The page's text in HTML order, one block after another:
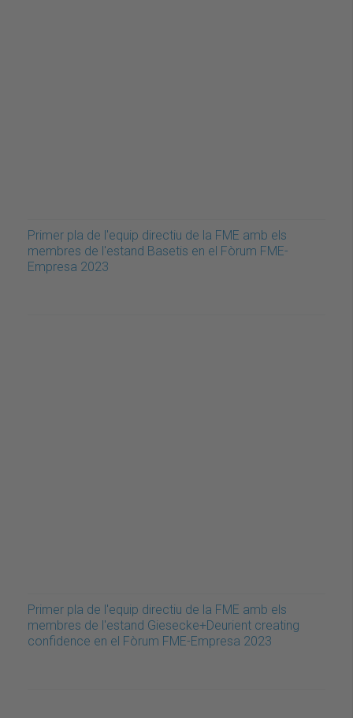
Primer pla de l'equip directiu de la FME amb els
membres de l'estand Basetis en el Fòrum FME-
Empresa 2023
Primer pla de l'equip directiu de la FME amb els
membres de l'estand Giesecke+Deurient creating
confidence en el Fòrum FME-Empresa 2023